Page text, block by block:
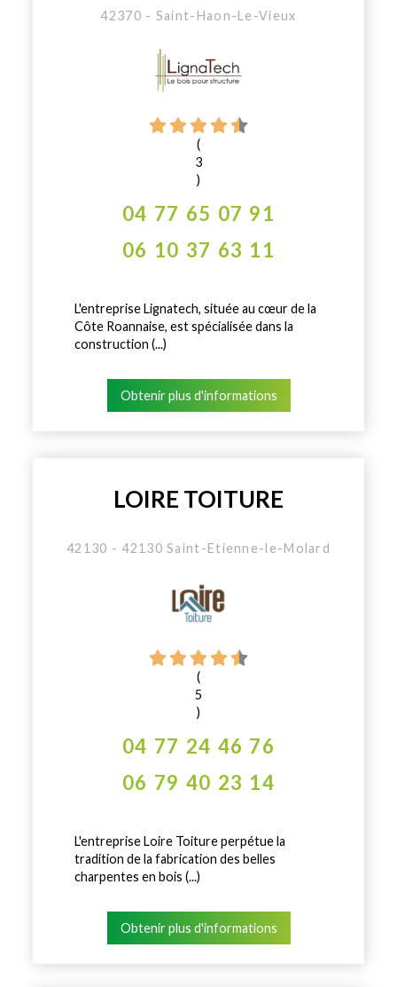
42370 - Saint-Haon-Le-Vieux
(
3
)
04 77 65 07 91
06 10 37 63 11
L'entreprise Lignatech, située au cœur de la
Côte Roannaise, est spécialisée dans la
construction (...)
Obtenir plus d'informations
LOIRE TOITURE
42130 - 42130 Saint-Etienne-le-Molard
(
5
)
04 77 24 46 76
06 79 40 23 14
L'entreprise Loire Toiture perpétue la
tradition de la fabrication des belles
charpentes en bois (...)
Obtenir plus d'informations